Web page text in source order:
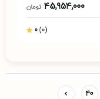
45,954,000 تومان
0(0)
40